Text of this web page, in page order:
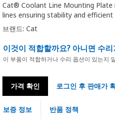
Cat® Coolant Line Mounting
lines ensuring stability and
브랜드: Cat
이것이 적합할까요? 아니면 수
이 부품이 적합하거나 수리 옵션이 있는지
가격 확인 로그인 후 판매가
보증 정보 반품 정책